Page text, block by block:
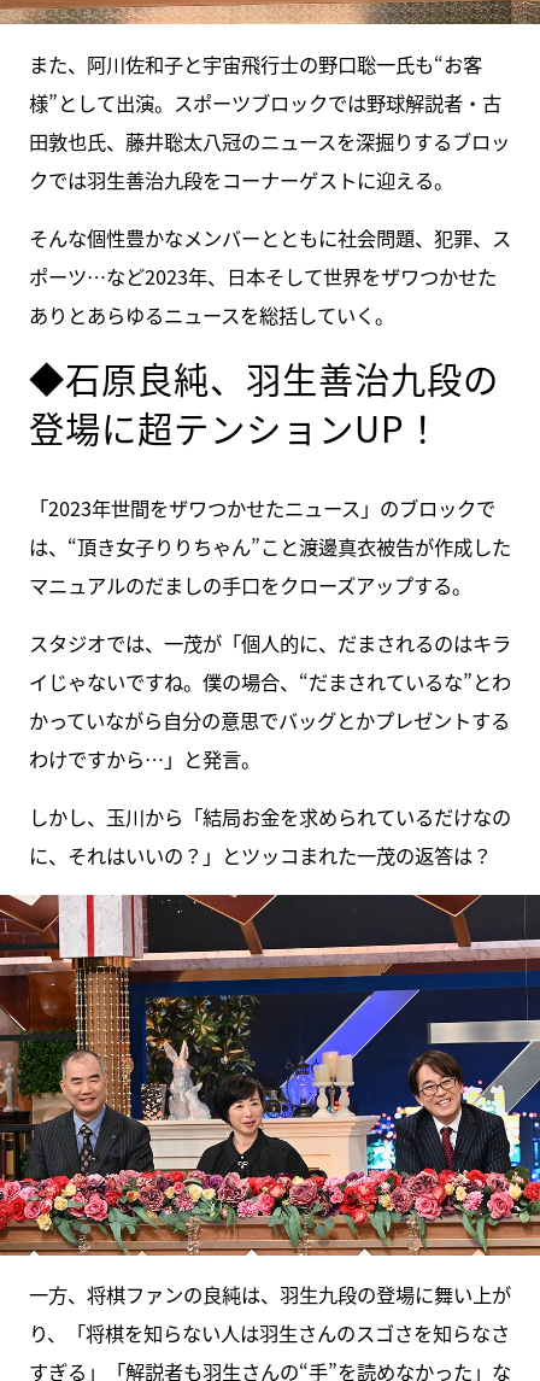
また、阿川佐和子と宇宙飛行士の野口聡一氏も“お客
様”として出演。スポーツブロックでは野球解説者・古
田敦也氏、藤井聡太八冠のニュースを深掘りするブロッ
クでは羽生善治九段をコーナーゲストに迎える。
そんな個性豊かなメンバーとともに社会問題、犯罪、ス
ポーツ…など2023年、日本そして世界をザワつかせた
ありとあらゆるニュースを総括していく。
◆石原良純、羽生善治九段の
登場に超テンションUP！
「2023年世間をザワつかせたニュース」のブロックで
は、“頂き女子りりちゃん”こと渡邊真衣被告が作成した
マニュアルのだましの手口をクローズアップする。
スタジオでは、一茂が「個人的に、だまされるのはキラ
イじゃないですね。僕の場合、“だまされているな”とわ
かっていながら自分の意思でバッグとかプレゼントする
わけですから…」と発言。
しかし、玉川から「結局お金を求められているだけなの
に、それはいいの？」とツッコまれた一茂の返答は？
一方、将棋ファンの良純は、羽生九段の登場に舞い上が
り、「将棋を知らない人は羽生さんのスゴさを知らなさ
すぎる」「解説者も羽生さんの“手”を読めなかった」な